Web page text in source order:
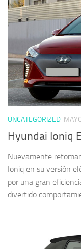
UNCATEGORIZED
Hyundai Ioniq
Nuevamente
Ioniq en su versión
por una gran
divertido